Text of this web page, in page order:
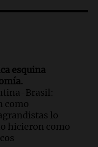
debe mezclarse
moto en 27 de
con hasta $420
sancionará las
esquina
Brasil:
como
lo
hicieron como